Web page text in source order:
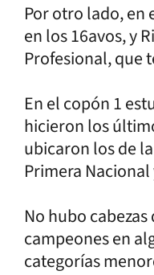
Por otro lado, en
en los 16avos, y
Profesional, que
En el copón 1
hicieron los
ubicaron los de
Primera
No hubo
campeones en
categorías